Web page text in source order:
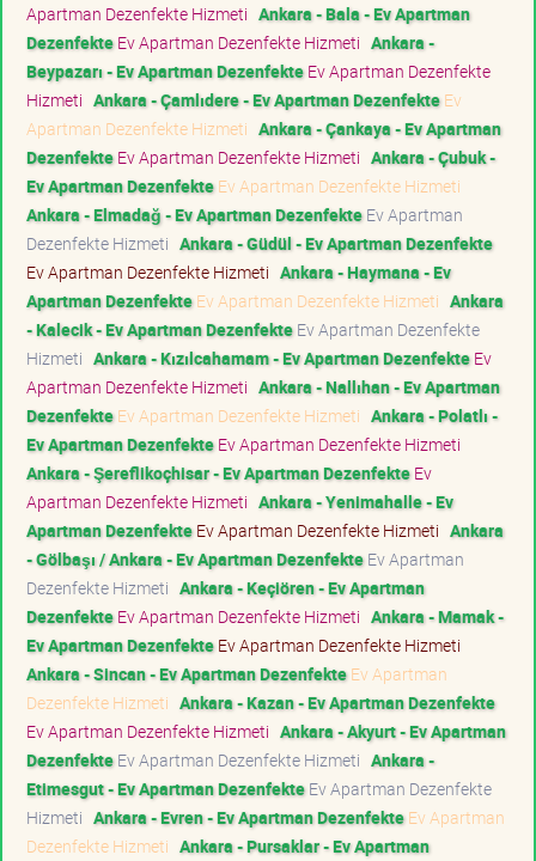
Apartman Dezenfekte Hizmeti Ankara - Bala - Ev Apartman
DezenfekteEv Apartman Dezenfekte Hizmeti Ankara -
Beypazarı - Ev Apartman DezenfekteEv Apartman Dezenfekte
Hizmeti Ankara - Çamlıdere - Ev Apartman DezenfekteEv
Apartman Dezenfekte Hizmeti Ankara - Çankaya - Ev Apartman
DezenfekteEv Apartman Dezenfekte Hizmeti Ankara - Çubuk -
Ev Apartman DezenfekteEv Apartman Dezenfekte Hizmeti
Ankara - Elmadağ - Ev Apartman DezenfekteEv Apartman
Dezenfekte Hizmeti Ankara - Güdül - Ev Apartman Dezenfekte
Ev Apartman Dezenfekte Hizmeti Ankara - Haymana - Ev
Apartman DezenfekteEv Apartman Dezenfekte Hizmeti Ankara
- Kalecik - Ev Apartman DezenfekteEv Apartman Dezenfekte
Hizmeti Ankara - Kızılcahamam - Ev Apartman DezenfekteEv
Apartman Dezenfekte Hizmeti Ankara - Nallıhan - Ev Apartman
DezenfekteEv Apartman Dezenfekte Hizmeti Ankara - Polatlı -
Ev Apartman DezenfekteEv Apartman Dezenfekte Hizmeti
Ankara - Şereflikoçhisar - Ev Apartman DezenfekteEv
Apartman Dezenfekte Hizmeti Ankara - Yenimahalle - Ev
Apartman DezenfekteEv Apartman Dezenfekte Hizmeti Ankara
- Gölbaşı / Ankara - Ev Apartman DezenfekteEv Apartman
Dezenfekte Hizmeti Ankara - Keçiören - Ev Apartman
DezenfekteEv Apartman Dezenfekte Hizmeti Ankara - Mamak -
Ev Apartman DezenfekteEv Apartman Dezenfekte Hizmeti
Ankara - Sincan - Ev Apartman DezenfekteEv Apartman
Dezenfekte Hizmeti Ankara - Kazan - Ev Apartman Dezenfekte
Ev Apartman Dezenfekte Hizmeti Ankara - Akyurt - Ev Apartman
DezenfekteEv Apartman Dezenfekte Hizmeti Ankara -
Etimesgut - Ev Apartman DezenfekteEv Apartman Dezenfekte
Hizmeti Ankara - Evren - Ev Apartman DezenfekteEv Apartman
Dezenfekte Hizmeti Ankara - Pursaklar - Ev Apartman